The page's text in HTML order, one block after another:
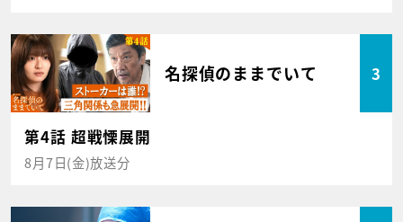
名探偵のままでいて 3
第4話 超戦慄展開
8月7日(金)放送分